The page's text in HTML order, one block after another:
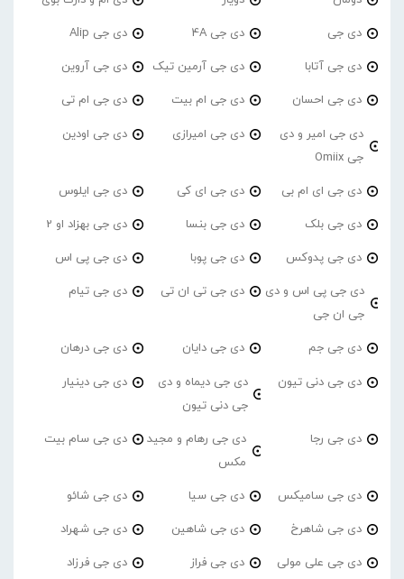
دی جی دی جی 4A دی جی Alip
دی جی آتابا دی جی آرمین تیک دی جی آروین
دی جی احسان دی جی ام بیت دی جی ام تی
دی جی امیر و دی
جی Omiix
دی جی امیرازی دی جی اودین
دی جی ای ام بی دی جی ای کی دی جی ایلوس
دی جی بلک دی جی بنسا دی جی بهزاد او 2
دی جی پدوکس دی جی پوبا دی جی پی اس
دی جی پی اس و دی
جی ان جی
دی جی تی ان تی دی جی تیام
دی جی جم دی جی دایان دی جی درهان
دی جی دنی تیون
دی جی دیماه و دی
جی دنی تیون
دی جی دینیار
دی جی رجا
دی جی رهام و مجید
مکس
دی جی سام بیت
دی جی سامیکس دی جی سیا دی جی شائو
دی جی شاهرخ دی جی شاهین دی جی شهراد
دی جی علی مولی دی جی فراز دی جی فرزاد